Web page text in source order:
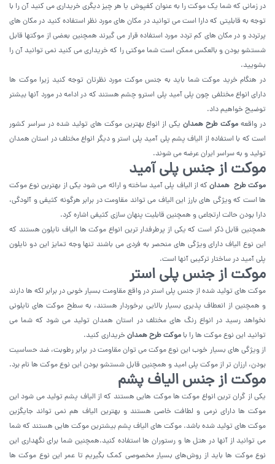
در زمانی که شما یک موکت را به عنوان کفپوش یا هر چیز دیگری خریداری می ‌کنید آن را با
توجه به قابلیتی که دارا است می توانید در مکان های مورد نظر استفاده کنید در مکان های
پرتردد و در مکان های کم تردد مورد استفاده قرار می گیرند همچنین بعضی از موکتها قابل
شستشو بودن و بالعکس ممکن است شما موکتی را که خریداری می کنید نمی توانید آن را
بشویید.
در هنگام خرید موکت شما باید به جنس موکت مورد نظرتان توجه کنید زیرا موکت ها
دارای انواع مختلفی چون پلی آمید پلی استرو چشم هستند که در ادامه در مورد آنها بیشتر
توضیح خواهیم داد.
در واقعه موکت طرح همدان یکی از انواع بهترین موکت های تولید شده در سراسر کشور
است که با استفاده از الیاف پشم پلی آمید پلی استر و دیگر انواع مختلف در استان همدان
تولید و به سراسر ایران عرضه می شوند.
موکت از جنس پلی آمید
موکت طرح همدان که از الیاف پلی آمید ساخته و ارائه می‌ شود یکی از بهترین نوع موکت
ها است که ویژگی های بارز این الیاف می‌ تواند مقاومت در برابر هرگونه کثیفی و آلودگی،
دارا بودن حالت ارتجاعی و همچنین قابلیت پنهان سازی کثیفی اشاره کرد.
همچنین قابل ذکر است که یکی از پرطرفدار ترین انواع موکت ها الیاف نایلون هستند که
این نوع الیاف دارای ویژگی های منحصر به فردی می باشند تنها وجه تمایز این دو نایلون
پلی آمید در ساختار ترکیبی آنها است.
موکت از جنس پلی استر
موکت های تولید شده از جنس پلی استر در واقع مقاومت بسیار خوبی در برابر لکه ها دارند
و همچنین از انعطاف پذیری بسیار بالایی برخوردار هستند، به سطح موکت های نایلونی
نخواهد رسید در انواع رنگ های مختلف در استان همدان تولید می شود که شما می
توانید این نوع موکت ها را با موکت طرح همدان خریداری کنید.
از ویژگی های بسیار خوب این نوع موکت می توان مقاومت در برابر رطوبت، ضد حساسیت
بودن، ارزان‌ تر از موکت پلی امید و همچنین قابل شستشو بودن این نوع موکت ها نام برد.
موکت از جنس الیاف پشم
یکی از گران ترین انواع موکت ها موکت هایی هستند که از الیاف پشم تولید می شود این
موکت ها دارای نرمی و لطافت خاصی هستند و بهترین الیاف هم نمی ‌تواند جایگزین
موکت های تولید شده باشد. موکت های الیاف پشم بیشترین موکت هایی هستند که شما
می توانید از آنها در هتل ها و رستوران ها استفاده کنید.همچنین شما برای نگهداری این
نوع موکت ها باید از روش‌های بسیار مخصوصی کمک بگیریم تا عمر این نوع موکت ها